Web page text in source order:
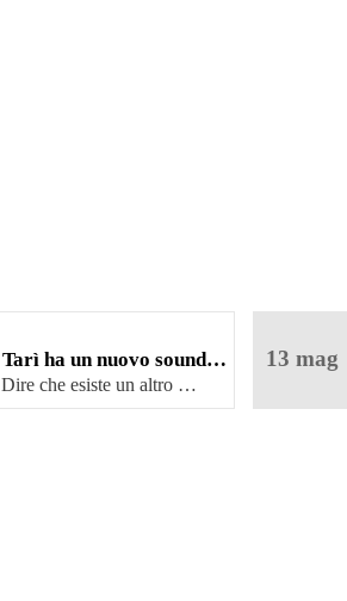
Tarì ha un nuovo sound…
Rock!
Dire che esiste un altro …
13 mag